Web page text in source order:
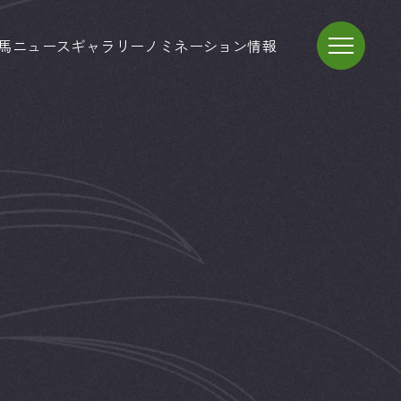
ニュースギャラリーノミネーション情報